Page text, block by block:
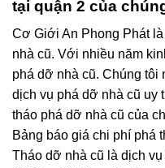
tại quận 2 của
Cơ Giới An Phong Phát
nhà cũ. Với nhiều năm
phá dỡ nhà cũ. Chúng tôi
dịch vụ phá dỡ nhà cũ uy
tháo phá dỡ nhà cũ của
Bảng báo giá chi phí phá
Tháo dỡ nhà cũ là dịch